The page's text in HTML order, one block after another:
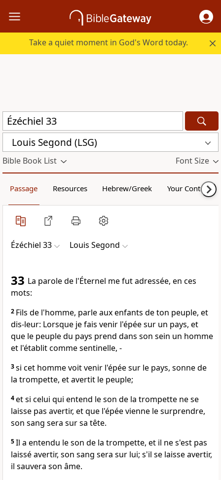
Take a quiet moment in God's Word today.
Louis Segond (LSG)
Bible Book List Font Size
Passage Resources Hebrew/Greek Your Content
Ézéchiel 33 Louis Segond
33 La parole de l'Éternel me fut adressée, en ces
mots:
2 Fils de l'homme, parle aux enfants de ton peuple, et
dis-leur: Lorsque je fais venir l'épée sur un pays, et
que le peuple du pays prend dans son sein un homme
et l'établit comme sentinelle, -
3si cet homme voit venir l'épée sur le pays, sonne de
la trompette, et avertit le peuple;
4et si celui qui entend le son de la trompette ne se
laisse pas avertir, et que l'épée vienne le surprendre,
son sang sera sur sa tête.
5Il a entendu le son de la trompette, et il ne s'est pas
laissé avertir, son sang sera sur lui; s'il se laisse avertir,
il sauvera son âme.